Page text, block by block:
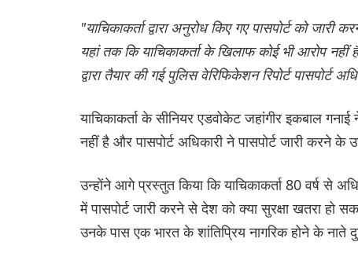
"याचिकाकर्ता द्वारा अनुरोध किए गए पासपोर्ट को
यहां तक कि याचिकाकर्ता के खिलाफ कोई भी आरोप
द्वारा तैयार की गई पुलिस वेरिफिकेशन रिपोर्ट
याचिकाकर्ता के सीनियर एडवोकेट जहांगीर इकबाल
नहीं है और पासपोर्ट अधिकारी ने पासपोर्ट जारी करने
उन्होंने आगे प्रस्तुत किया कि याचिकाकर्ता 80 वर्ष से
में पासपोर्ट जारी करने से देश को क्या सुरक्षा खतरा
उनके पास एक भारत के शांतिप्रिय नागरिक होने के नाते